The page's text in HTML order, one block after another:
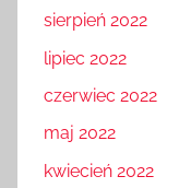
sierpień 2022
lipiec 2022
czerwiec 2022
maj 2022
kwiecień 2022